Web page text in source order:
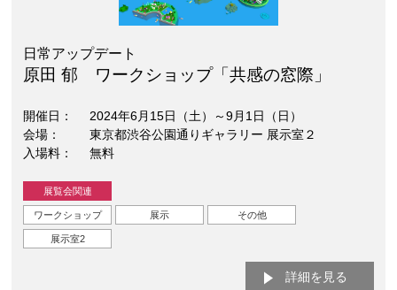
日常アップデート
原田 郁 ワークショップ「共感の窓際」
開催日
2024年6月15日（土）～9月1日（日）
会場
東京都渋谷公園通りギャラリー 展示室２
入場料
無料
展覧会関連
ワークショップ 展示 その他
展示室2
詳細を見る